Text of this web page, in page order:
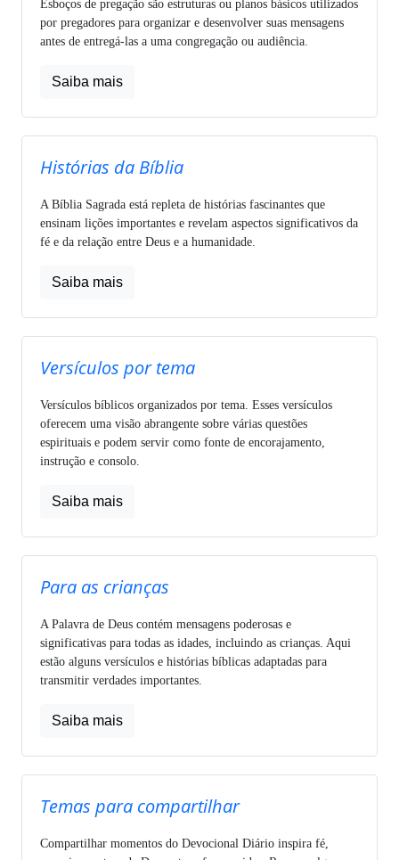
Esboços de pregação são estruturas ou planos básicos utilizados
por pregadores para organizar e desenvolver suas mensagens
antes de entregá-las a uma congregação ou audiência.
Saiba mais
Histórias da Bíblia
A Bíblia Sagrada está repleta de histórias fascinantes que
ensinam lições importantes e revelam aspectos significativos da
fé e da relação entre Deus e a humanidade.
Saiba mais
Versículos por tema
Versículos bíblicos organizados por tema. Esses versículos
oferecem uma visão abrangente sobre várias questões
espirituais e podem servir como fonte de encorajamento,
instrução e consolo.
Saiba mais
Para as crianças
A Palavra de Deus contém mensagens poderosas e
significativas para todas as idades, incluindo as crianças. Aqui
estão alguns versículos e histórias bíblicas adaptadas para
transmitir verdades importantes.
Saiba mais
Temas para compartilhar
Compartilhar momentos do Devocional Diário inspira fé,